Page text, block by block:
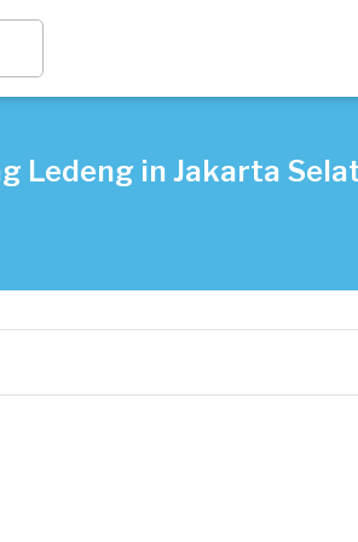
Ledeng in Jakarta